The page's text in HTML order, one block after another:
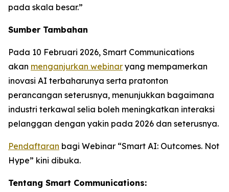
pada skala besar.”
Sumber Tambahan
Pada 10 Februari 2026, Smart Communications
akan menganjurkan webinar yang mempamerkan
inovasi AI terbaharunya serta pratonton
perancangan seterusnya, menunjukkan bagaimana
industri terkawal selia boleh meningkatkan interaksi
pelanggan dengan yakin pada 2026 dan seterusnya.
Pendaftaran bagi Webinar “Smart AI: Outcomes. Not
Hype” kini dibuka.
Tentang Smart Communications: